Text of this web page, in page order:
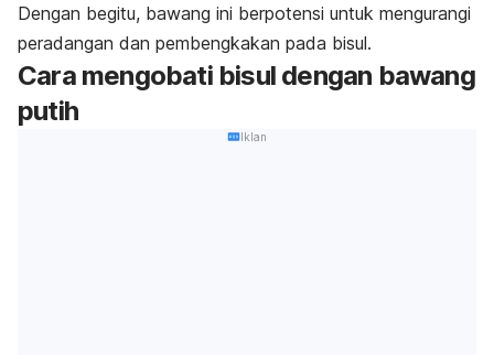
Dengan begitu, bawang ini berpotensi untuk mengurangi
peradangan dan pembengkakan pada bisul.
Cara mengobati bisul dengan bawang
putih
Iklan